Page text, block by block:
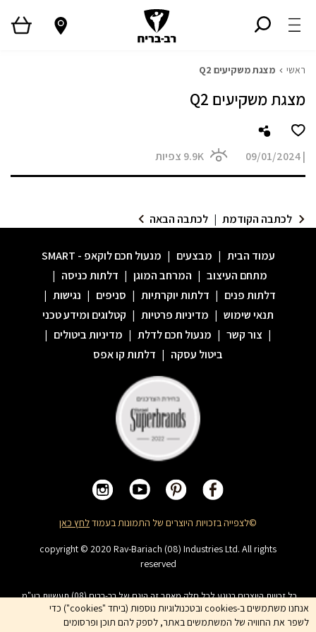
ראשי מצגת משקיעים Q2
מצגת משקיעים Q2
|
09/01/2024
9.9K צפיות
לכתבה הקודמת | לכתבה הבאה
עמוד הבית | מבצעים | מנעול חכם לוקאפ - SMART
מתחם העיצוב | המרחב המוגן | דלתות כניסה |
דלתות פנים | דלתות יוקרתיות | סניפים | נגישות |
תנאי שימוש | מדיניות פרטיות | קטלוגים ומידע טכני
| צור קשר | מנעול חכם לדלת | מדיניות ביטולים |
ביטול עסקה | דלתות קו אפס
©לצפייה בזכויות היוצרים של התמונות בעמודלחץ כאן
copyright © 2020 Rav-Bariach (08) Industries Ltd. All rights
reserved
כל זכויות היוצרים בנוגע לכל חלק מאתר זה הינם של רב-בריח (08) תעשיות בע"מ.
האתר מיועד לצפייה בלבד. העתקה, הפצה, שיכפול, פרסום, הצגה, שידור, שינוי, ביצוע
יצירות נגזרות בתוכן המופיע באתר אסור. שמות המוצרים, החברות, השירותים הינם
אנחנו משתמשים ב-cookies ובטכנולוגיות נוספות (ביחד "cookies") כדי
לשפר את החוויה של המשתמשים באתר, לספק להם תוכן ופרסומים